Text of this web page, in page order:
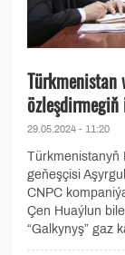
Türkmenistan
29.05.2024 - 11:20
Türkmenistanyň
geňeşçisi
CNPC
Çen Huaýlun
“Galkynyş” gaz